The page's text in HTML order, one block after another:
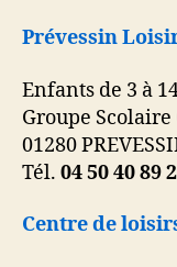
Prévessin
Enfants de 3 à
Groupe
01280
Tél. 04 50 40 89
Centre de